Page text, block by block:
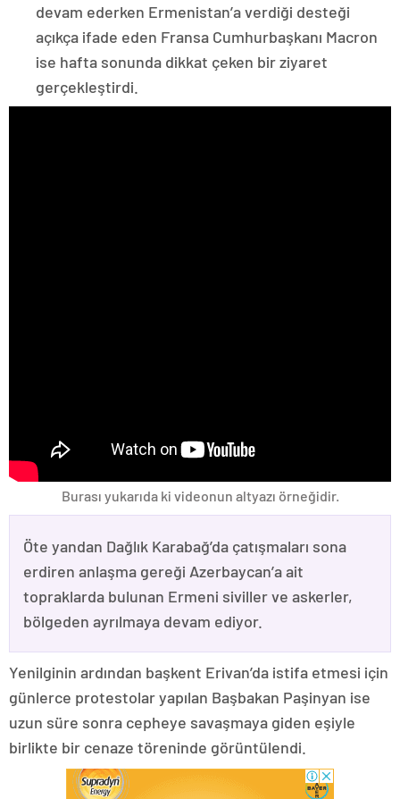
devam ederken Ermenistan’a verdiği desteği
açıkça ifade eden Fransa Cumhurbaşkanı Macron
ise hafta sonunda dikkat çeken bir ziyaret
gerçekleştirdi.
Burası yukarıda ki videonun altyazı örneğidir.
Öte yandan Dağlık Karabağ’da çatışmaları sona
erdiren anlaşma gereği Azerbaycan’a ait
topraklarda bulunan Ermeni siviller ve askerler,
bölgeden ayrılmaya devam ediyor.
Yenilginin ardından başkent Erivan’da istifa etmesi için
günlerce protestolar yapılan Başbakan Paşinyan ise
uzun süre sonra cepheye savaşmaya giden eşiyle
birlikte bir cenaze töreninde görüntülendi.